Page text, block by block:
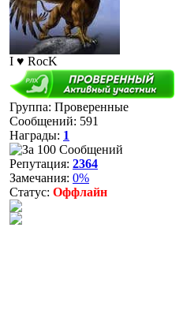
I ♥ RocK
Группа: Проверенные
Сообщений: 591
Награды: 1
Репутация: 2364
Замечания: 0%
Статус: Оффлайн